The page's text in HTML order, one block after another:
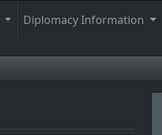
Diplomacy Information